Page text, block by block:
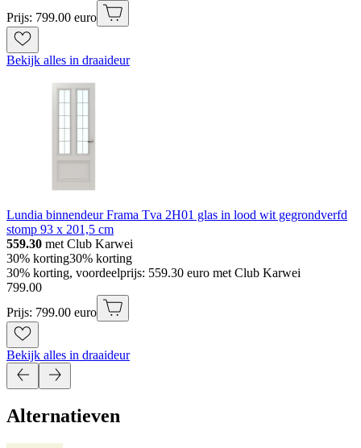
Prijs: 799.00 euro
Bekijk alles in draaideur
Lundia binnendeur Frama Tva 2H01 glas in lood wit gegrondverfd
stomp 93 x 201,5 cm
559.30 met Club Karwei
30% korting30% korting
30% korting, voordeelprijs: 559.30 euro met Club Karwei
799.00
Prijs: 799.00 euro
Bekijk alles in draaideur
Alternatieven